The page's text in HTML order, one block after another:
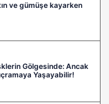
ve gümüşe kayarken
Gölgesinde: Ancak
Yaşayabilir!